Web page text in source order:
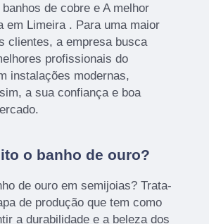
de cobre e A melhor
em Limeira . Para uma maior
clientes, a empresa busca
profissionais do
instalações modernas,
a sua confiança e boa
o banho de ouro?
de ouro em semijoias? Trata-
de produção que tem como
a durabilidade e a beleza dos